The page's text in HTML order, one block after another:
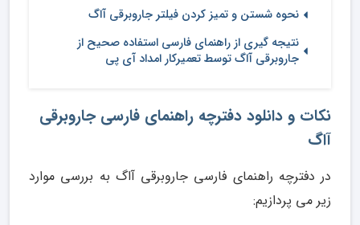
نحوه شستن و تمیز کردن فیلتر جاروبرقی آاگ
نتیجه گیری از راهنمای فارسی استفاده صحیح از
جاروبرقی آاگ توسط تعمیرکار امداد آی پی
نکات و دانلود دفترچه راهنمای فارسی جاروبرقی
آاگ
در دفترچه راهنمای فارسی جاروبرقی آاگ به بررسی موارد
زیر می پردازیم: